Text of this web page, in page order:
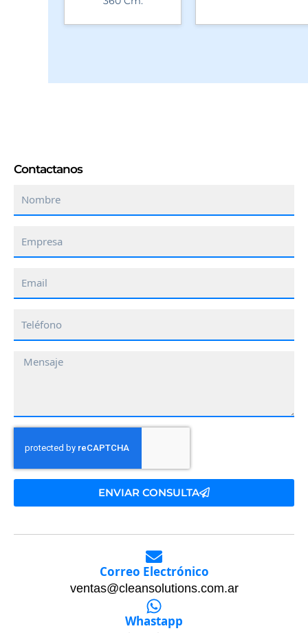
Contactanos
Nombre
Email
Teléfono
Mensaje
ENVIAR CONSULTA
Correo Electrónico
ventas@cleansolutions.com.ar
Whastapp